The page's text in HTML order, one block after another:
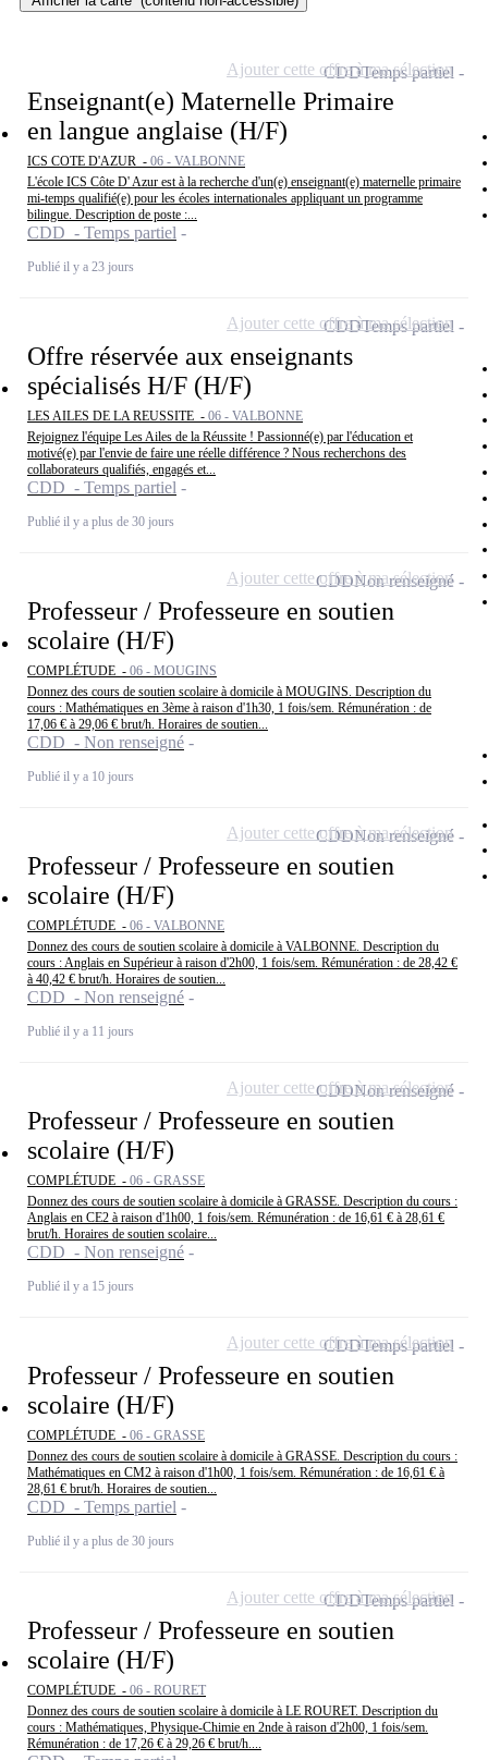
Enseignant(e) Maternelle Primaire
en langue anglaise (H/F)
ICS COTE D'AZUR - 06 - VALBONNE
L'école ICS Côte D' Azur est à la recherche d'un(e) enseignant(e) maternelle primaire
mi-temps qualifié(e) pour les écoles internationales appliquant un programme
bilingue. Description de poste :...
CDD - Temps partiel
Publié il y a 23 jours
CDDTemps partiel
Ajouter cette offre à ma sélection
Offre réservée aux enseignants
spécialisés H/F (H/F)
LES AILES DE LA REUSSITE - 06 - VALBONNE
Rejoignez l'équipe Les Ailes de la Réussite ! Passionné(e) par l'éducation et
motivé(e) par l'envie de faire une réelle différence ? Nous recherchons des
collaborateurs qualifiés, engagés et...
CDD - Temps partiel
Publié il y a plus de 30 jours
CDDTemps partiel
Ajouter cette offre à ma sélection
Professeur / Professeure en soutien
scolaire (H/F)
COMPLÉTUDE - 06 - MOUGINS
Donnez des cours de soutien scolaire à domicile à MOUGINS. Description du
cours : Mathématiques en 3ème à raison d'1h30, 1 fois/sem. Rémunération : de
17,06 € à 29,06 € brut/h. Horaires de soutien...
CDD - Non renseigné
Publié il y a 10 jours
CDDNon renseigné
Ajouter cette offre à ma sélection
Professeur / Professeure en soutien
scolaire (H/F)
COMPLÉTUDE - 06 - VALBONNE
Donnez des cours de soutien scolaire à domicile à VALBONNE. Description du
cours : Anglais en Supérieur à raison d'2h00, 1 fois/sem. Rémunération : de 28,42 €
à 40,42 € brut/h. Horaires de soutien...
CDD - Non renseigné
Publié il y a 11 jours
CDDNon renseigné
Ajouter cette offre à ma sélection
Professeur / Professeure en soutien
scolaire (H/F)
COMPLÉTUDE - 06 - GRASSE
Donnez des cours de soutien scolaire à domicile à GRASSE. Description du cours :
Anglais en CE2 à raison d'1h00, 1 fois/sem. Rémunération : de 16,61 € à 28,61 €
brut/h. Horaires de soutien scolaire...
CDD - Non renseigné
Publié il y a 15 jours
CDDNon renseigné
Ajouter cette offre à ma sélection
Professeur / Professeure en soutien
scolaire (H/F)
COMPLÉTUDE - 06 - GRASSE
Donnez des cours de soutien scolaire à domicile à GRASSE. Description du cours :
Mathématiques en CM2 à raison d'1h00, 1 fois/sem. Rémunération : de 16,61 € à
28,61 € brut/h. Horaires de soutien...
CDD - Temps partiel
Publié il y a plus de 30 jours
CDDTemps partiel
Ajouter cette offre à ma sélection
Professeur / Professeure en soutien
scolaire (H/F)
COMPLÉTUDE - 06 - ROURET
Donnez des cours de soutien scolaire à domicile à LE ROURET. Description du
cours : Mathématiques, Physique-Chimie en 2nde à raison d'2h00, 1 fois/sem.
Rémunération : de 17,26 € à 29,26 € brut/h....
CDDTemps partiel
Ajouter cette offre à ma sélection